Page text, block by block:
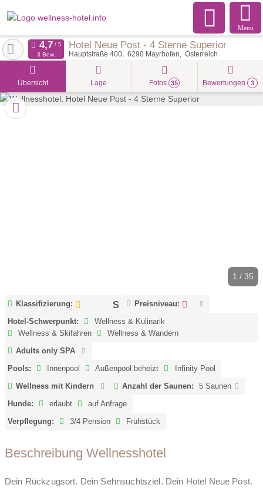
Menu
Hotel Neue Post - 4 Sterne Superior
Hauptstraße 400 6290 Mayrhofen Österreich
3 Bew.
Übersicht Lage Fotos 35 Bewertungen 3
1 / 35
Klassifizierung:
Preisniveau:
Hotel-Schwerpunkt:
Wellness & Kulinarik
Wellness & Skifahren
Wellness & Wandern
Adults only SPA
Pools:
Innenpool Außenpool beheizt
Infinity Pool
Wellness mit Kindern
Anzahl der Saunen:
5 Saunen
Hunde:
erlaubt
auf Anfrage
Verpflegung:
3/4 Pension Frühstück
Beschreibung Wellnesshotel
Dein Rückzugsort. Dein Sehnsuchtsziel. Dein Hotel Neue Post.